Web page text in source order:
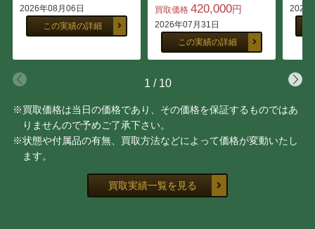
2026年08月06日
この実績の詳細
買取価格 420,000円
2026年07月31日
この実績の詳細
2026
1 / 10
※買取価格は当日の価格であり、その価格を保証するものではあ
りませんので予めご了承下さい。
※状態や付属品の有無、買取方法などによって価格が変動いたし
ます。
買取実績一覧を見る